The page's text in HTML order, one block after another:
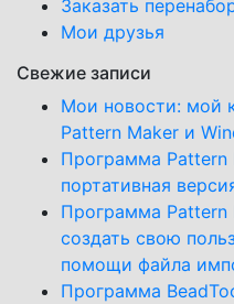
Заказать
Мои друзья
Свежие записи
Мои новости: мой
Pattern Maker и
Программа
портативная
Программа
создать свою
помощи файла
Программа